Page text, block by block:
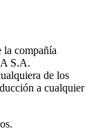
la compañía
S.A.
de los
a cualquier